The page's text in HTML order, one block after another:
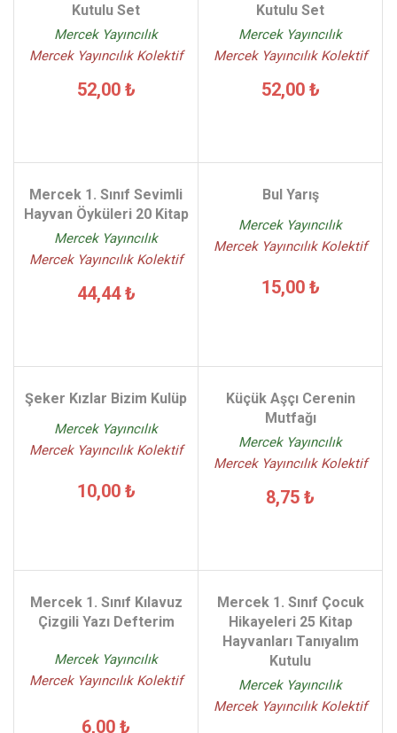
Kutulu Set
Mercek Yayıncılık
Mercek Yayıncılık Kolektif
52,00 ₺
Kutulu Set
Mercek Yayıncılık
Mercek Yayıncılık Kolektif
52,00 ₺
Mercek 1. Sınıf Sevimli
Hayvan Öyküleri 20 Kitap
Mercek Yayıncılık
Mercek Yayıncılık Kolektif
44,44 ₺
Bul Yarış
Mercek Yayıncılık
Mercek Yayıncılık Kolektif
15,00 ₺
Şeker Kızlar Bizim Kulüp
Mercek Yayıncılık
Mercek Yayıncılık Kolektif
10,00 ₺
Küçük Aşçı Cerenin
Mutfağı
Mercek Yayıncılık
Mercek Yayıncılık Kolektif
8,75 ₺
Mercek 1. Sınıf Kılavuz
Çizgili Yazı Defterim
Mercek Yayıncılık
Mercek Yayıncılık Kolektif
6,00 ₺
Mercek 1. Sınıf Çocuk
Hikayeleri 25 Kitap
Hayvanları Tanıyalım
Kutulu
Mercek Yayıncılık
Mercek Yayıncılık Kolektif